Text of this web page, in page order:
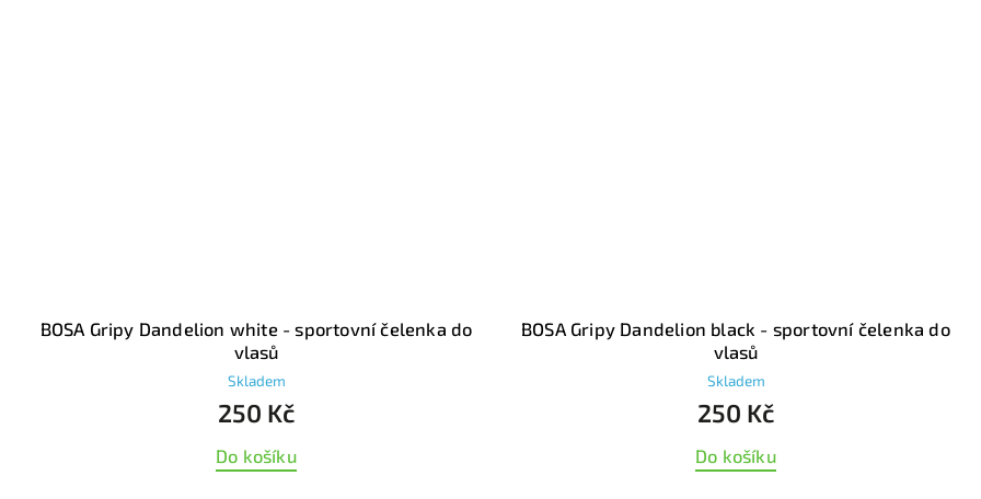
BOSA Gripy Dandelion white - sportovní čelenka do
vlasů
Skladem
250 Kč
Do košíku
BOSA Gripy Dandelion black - sportovní čelenka do
vlasů
Skladem
250 Kč
Do košíku